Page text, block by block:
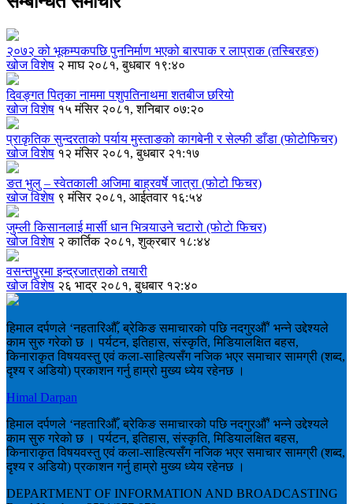
२०७२ को भूकम्पकपछि पुननिर्माण भएको बारपाक र लाप्राक (तस्बिरहरु)
खोज विशेष २ माघ २०८१, बुधबार १९:४०
दिवङ्गत पितृका नाममा पशुपतिनाथमा शतबीज छरियो
खोज विशेष १५ मंसिर २०८१, शनिबार ०७:२०
प्राकृतिक सुन्दरताको पर्याय मुस्ताङको कागबेनी र सेल्फी डाँडा (फाेटाेफिचर)
खोज विशेष १२ मंसिर २०८१, बुधबार २१:१७
ङत भुलु – स्वेतकाली अजिमा बाह्रवर्षे जात्रा (फोटो फिचर)
खोज विशेष ९ मंसिर २०८१, आईतवार १६:५४
जुम्ली किसानलाई मार्सी धान भित्र्याउने चटारो (फाेटाे फिचर)
खोज विशेष २ कार्तिक २०८१, शुक्रबार १८:४४
वसन्तपुरमा इन्द्रजात्राको तयारी
खोज विशेष २६ भाद्र २०८१, बुधबार १२:४०
हिमाल दर्पणले ‘नहतारिऔँ, ब्रेकिङ समाचारको पछि नदगुरऔँ’ भन्ने उद्देश्यले
काम सुरु गरेको छ । पर्यटन, इतिहास, संस्कृति, मिडियालक्षित बहस,
किनाराकृत विषयवस्तु एवं कला-साहित्यसँग नजिक भएर समाचार सामग्री (शब्द,
दृश्य र अडियो) प्रकाशन गर्नु हाम्रो मुख्य ध्येय रहेनछ ।
Himal Darpan
हिमाल दर्पणले ‘नहतारिऔँ, ब्रेकिङ समाचारको पछि नदगुरऔँ’ भन्ने उद्देश्यले
काम सुरु गरेको छ । पर्यटन, इतिहास, संस्कृति, मिडियालक्षित बहस,
किनाराकृत विषयवस्तु एवं कला-साहित्यसँग नजिक भएर समाचार सामग्री (शब्द,
दृश्य र अडियो) प्रकाशन गर्नु हाम्रो मुख्य ध्येय रहेनछ ।
DEPARTMENT OF INFORMATION AND BROADCASTING